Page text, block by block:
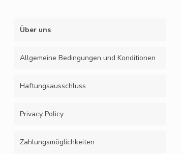
Über uns
Allgemeine Bedingungen und Konditionen
Haftungsausschluss
Privacy Policy
Zahlungsmöglichkeiten